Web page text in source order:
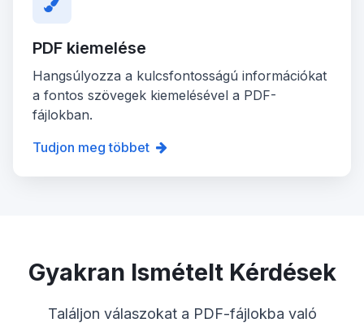
PDF kiemelése
Hangsúlyozza a kulcsfontosságú információkat
a fontos szövegek kiemelésével a PDF-
fájlokban.
Tudjon meg többet
Gyakran Ismételt Kérdések
Találjon válaszokat a PDF-fájlokba való